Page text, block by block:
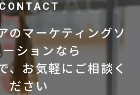
CONTACT
のマーケティングソ
ーションなら
、お気軽にご相談く
ださい